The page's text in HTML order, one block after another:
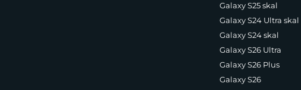
Galaxy S25 skal
Galaxy S24 Ultra skal
Galaxy S24 skal
Galaxy S26 Ultra
Galaxy S26 Plus
Galaxy S26